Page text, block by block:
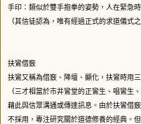
手印：類似於雙手抱拳的姿勢，人在緊急
（其信徒認為，唯有經過正式的求道儀式
扶鸞借竅
扶鸞又稱為借竅、降壇、顯化，扶鸞時用
（三才相當於市井鸞堂的正鸞生、唱鸞生
藉此與信眾溝通或傳達訊息。由於扶鸞借
不採用，專注研究關於道德修養的經典。